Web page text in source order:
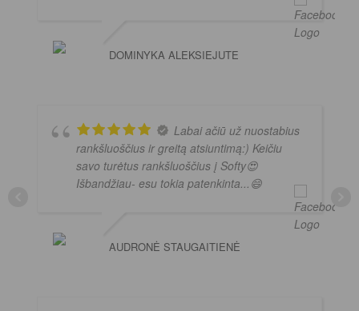
DOMINYKA ALEKSIEJUTE
Labai ačiū už nuostabius
rankšluoščius ir greitą atsiuntimą:) Keičiu
savo turėtus rankšluoščius į Softy😍
Išbandžiau- esu tokia patenkinta...😄
AUDRONĖ STAUGAITIENĖ